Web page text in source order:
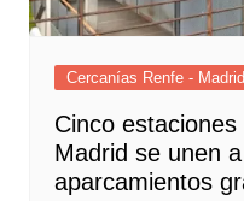
Cercanías Renfe - Madrid
Cinco
Madrid se unen
aparcamientos